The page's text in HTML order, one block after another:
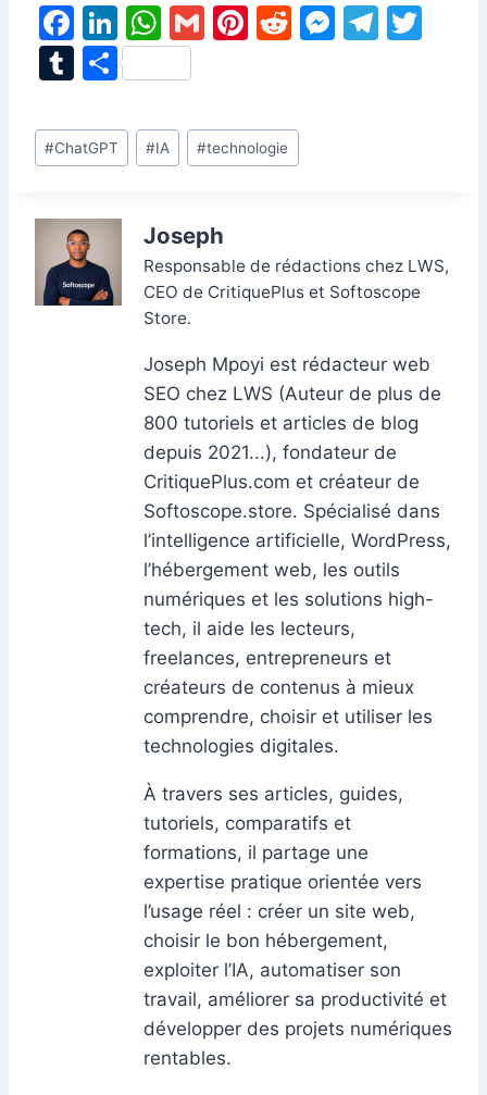
F
a
c
e
b
o
k
Li
n
k
e
dI
W
h
at
s
A
p
G
l
Pi
e
st
R
di
t
M
er
T
T
m
bl
P
ta
g
Étiquettes
de
publication :
#ChatGPT #IA #technologie
Joseph
Responsable de rédactions chez LWS,
CEO de CritiquePlus et Softoscope
Store.
Joseph Mpoyi est rédacteur web
SEO chez LWS (Auteur de plus de
800 tutoriels et articles de blog
depuis 2021...), fondateur de
CritiquePlus.com et créateur de
Softoscope.store. Spécialisé dans
l’intelligence artificielle, WordPress,
l’hébergement web, les outils
numériques et les solutions high-
tech, il aide les lecteurs,
freelances, entrepreneurs et
créateurs de contenus à mieux
comprendre, choisir et utiliser les
technologies digitales.
À travers ses articles, guides,
tutoriels, comparatifs et
formations, il partage une
expertise pratique orientée vers
l’usage réel : créer un site web,
choisir le bon hébergement,
exploiter l’IA, automatiser son
travail, améliorer sa productivité et
développer des projets numériques
rentables.